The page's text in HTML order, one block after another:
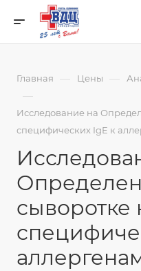
Главная — Цены —
—
Исследование на
специфических IgE к
сыворотке